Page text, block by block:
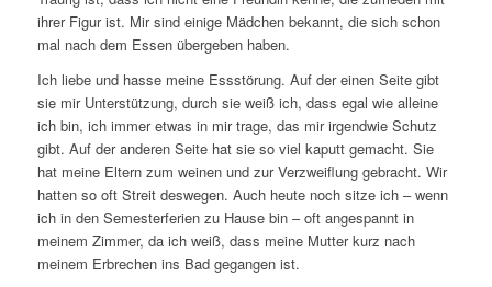
ihrer Figur ist. Mir sind einige Mädchen bekannt, die sich schon
mal nach dem Essen übergeben haben.
Ich liebe und hasse meine Essstörung. Auf der einen Seite gibt
sie mir Unterstützung, durch sie weiß ich, dass egal wie alleine
ich bin, ich immer etwas in mir trage, das mir irgendwie Schutz
gibt. Auf der anderen Seite hat sie so viel kaputt gemacht. Sie
hat meine Eltern zum weinen und zur Verzweiflung gebracht. Wir
hatten so oft Streit deswegen. Auch heute noch sitze ich – wenn
ich in den Semesterferien zu Hause bin – oft angespannt in
meinem Zimmer, da ich weiß, dass meine Mutter kurz nach
meinem Erbrechen ins Bad gegangen ist.